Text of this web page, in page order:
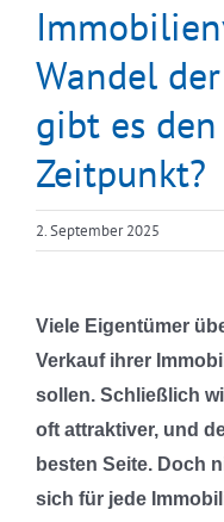
Wandel
gibt es
Zeitpunkt?
2. September 2025
Viele Eigentümer
Verkauf ihrer
sollen. Schließlich
oft attraktiver, und
besten Seite. Doch
sich für jede